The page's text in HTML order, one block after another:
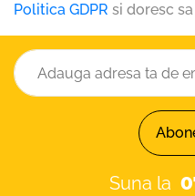
Politica GDPR si doresc
Suna la